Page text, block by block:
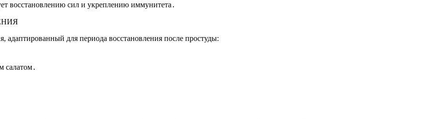
восстановлению сил и укреплению иммунитета․
для периода восстановления после простуды:
салатом․